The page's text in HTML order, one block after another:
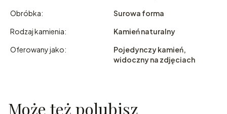
Obróbka:
Surowa forma
Rodzaj kamienia:
Kamień naturalny
Oferowany jako:
Pojedynczy kamień,
widoczny na zdjęciach
Może też polubisz